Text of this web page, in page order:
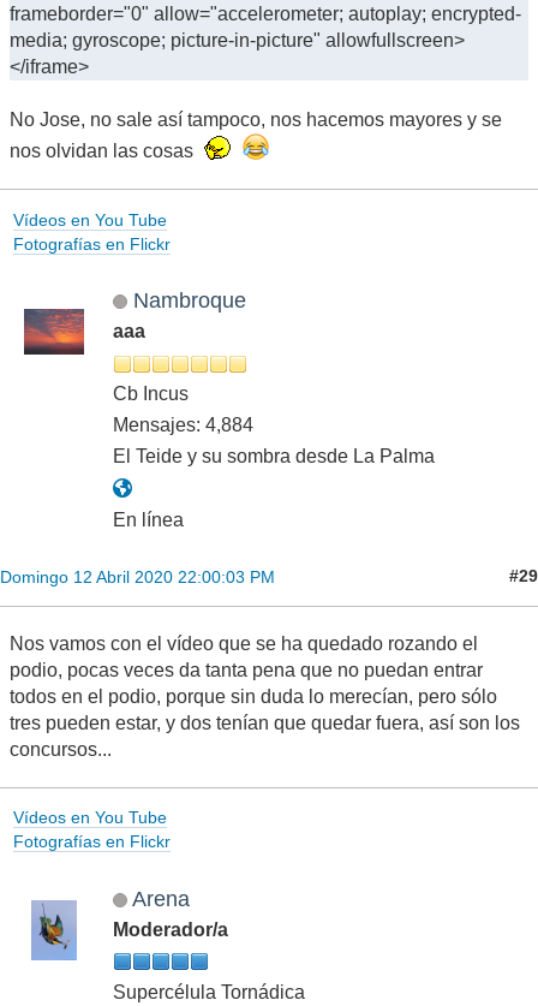
frameborder="0" allow="accelerometer; autoplay; encrypted-
media; gyroscope; picture-in-picture" allowfullscreen>
</iframe>
No Jose, no sale así tampoco, nos hacemos mayores y se
nos olvidan las cosas
Vídeos en You Tube
Fotografías en Flickr
Nambroque
aaa
Cb Incus
Mensajes: 4,884
El Teide y su sombra desde La Palma
En línea
Domingo 12 Abril 2020 22:00:03 PM #29
Nos vamos con el vídeo que se ha quedado rozando el
podio, pocas veces da tanta pena que no puedan entrar
todos en el podio, porque sin duda lo merecían, pero sólo
tres pueden estar, y dos tenían que quedar fuera, así son los
concursos...
Vídeos en You Tube
Fotografías en Flickr
Arena
Moderador/a
Supercélula Tornádica